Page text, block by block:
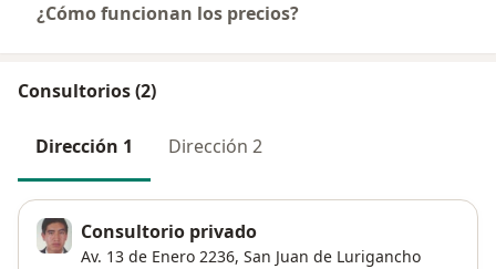
¿Cómo funcionan los precios?
Consultorios (2)
Dirección 1 Dirección 2
Consultorio privado
Av. 13 de Enero 2236, San Juan de Lurigancho